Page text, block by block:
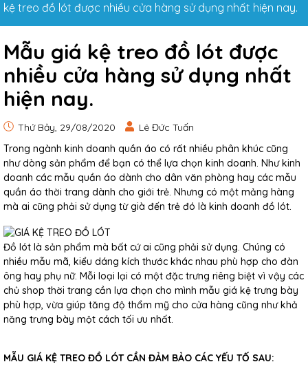
kệ treo đồ lót được nhiều cửa hàng sử dụng nhất hiện nay.
Mẫu giá kệ treo đồ lót được
nhiều cửa hàng sử dụng nhất
hiện nay.
Thứ Bảy, 29/08/2020
Lê Đức Tuấn
Trong ngành kinh doanh quần áo có rất nhiều phân khúc cũng
như dòng sản phẩm để bạn có thể lựa chọn kinh doanh. Như kinh
doanh các mẫu quần áo dành cho dân văn phòng hay các mẫu
quần áo thời trang dành cho giới trẻ. Nhưng có một mảng hàng
mà ai cũng phải sử dụng từ già đến trẻ đó là kinh doanh đồ lót.
Đồ lót là sản phẩm mà bất cứ ai cũng phải sử dụng. Chúng có
nhiều mẫu mã, kiểu dáng kích thước khác nhau phù hợp cho đàn
ông hay phụ nữ. Mỗi loại lại có một đặc trưng riêng biệt vì vậy các
chủ shop thời trang cần lựa chọn cho mình mẫu giá kệ trưng bày
phù hợp, vừa giúp tăng độ thẩm mỹ cho cửa hàng cũng như khả
năng trưng bày một cách tối ưu nhất.
MẪU GIÁ KỆ TREO ĐỒ LÓT CẦN ĐẢM BẢO CÁC YẾU TỐ SAU: